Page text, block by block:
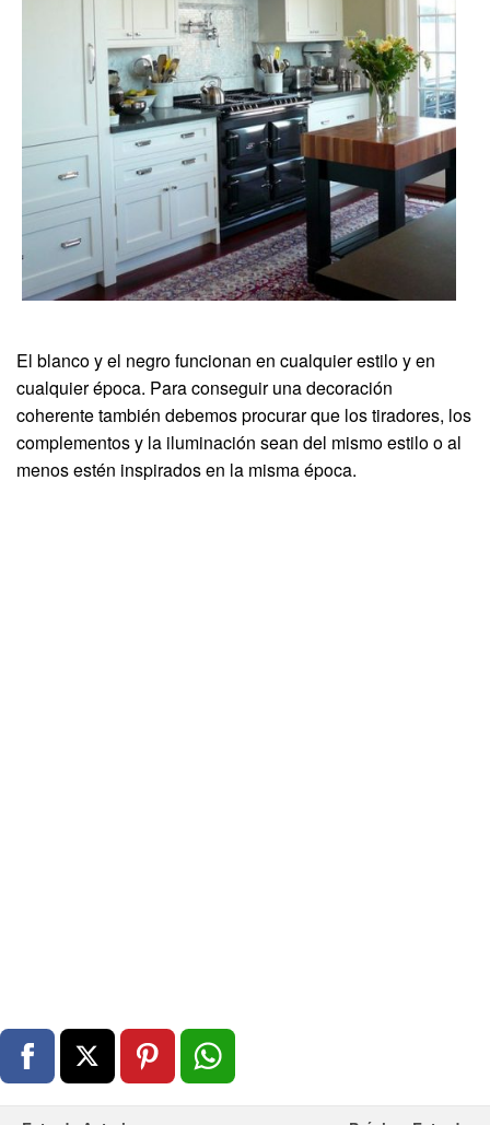
El blanco y el negro funcionan en cualquier estilo y en
cualquier época. Para conseguir una decoración
coherente también debemos procurar que los tiradores, los
complementos y la iluminación sean del mismo estilo o al
menos estén inspirados en la misma época.